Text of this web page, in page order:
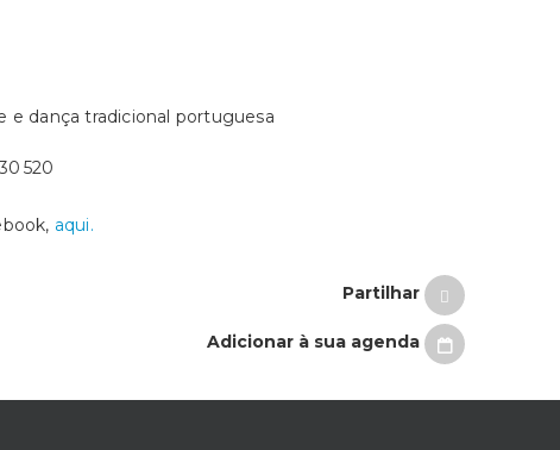
e dança tradicional portuguesa
520
aqui.
Partilhar
Adicionar à sua agenda